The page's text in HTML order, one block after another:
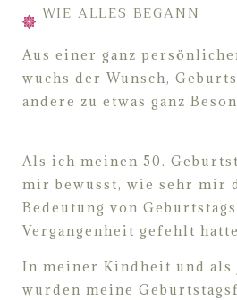
WIE ALLES BEGANN
Aus einer ganz
wuchs der Wunsch,
andere zu etwas ganz
Als ich meinen 50.
mir bewusst, wie sehr mir
Bedeutung von
Vergangenheit gefehlt
In meiner Kindheit und als
wurden meine